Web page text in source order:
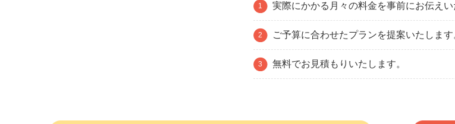
実際にかかる月々の料金を事前にお伝えい
ご予算に合わせたプランを提案いたします
無料でお見積もりいたします。